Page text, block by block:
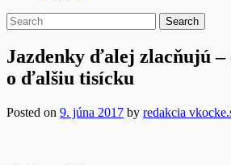
Jazdenky ďalej zlacňujú –
o ďalšiu tisícku
Posted on 9. júna 2017 by redakcia